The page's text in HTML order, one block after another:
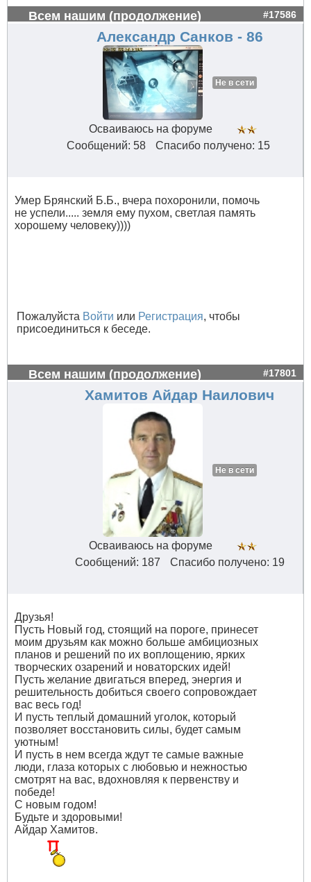
Всем нашим (продолжение) #17586
Александр Санков - 86
Не в сети
Осваиваюсь на форуме
Сообщений: 58
Спасибо получено: 15
Умер Брянский Б.Б., вчера похоронили, помочь
не успели..... земля ему пухом, светлая память
хорошему человеку))))
Пожалуйста Войти или Регистрация, чтобы
присоединиться к беседе.
Всем нашим (продолжение) #17801
Хамитов Айдар Наилович
Не в сети
Осваиваюсь на форуме
Сообщений: 187
Спасибо получено: 19
Друзья!
Пусть Новый год, стоящий на пороге, принесет
моим друзьям как можно больше амбициозных
планов и решений по их воплощению, ярких
творческих озарений и новаторских идей!
Пусть желание двигаться вперед, энергия и
решительность добиться своего сопровождает
вас весь год!
И пусть теплый домашний уголок, который
позволяет восстановить силы, будет самым
уютным!
И пусть в нем всегда ждут те самые важные
люди, глаза которых с любовью и нежностью
смотрят на вас, вдохновляя к первенству и
победе!
С новым годом!
Будьте и здоровыми!
Айдар Хамитов.